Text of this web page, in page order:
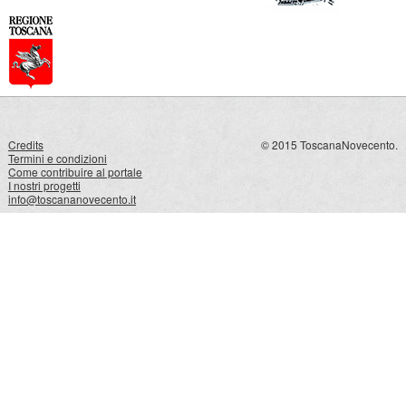
Credits
Termini e condizioni
Come contribuire al portale
I nostri progetti
info@toscananovecento.it
© 2015 ToscanaNovecento.